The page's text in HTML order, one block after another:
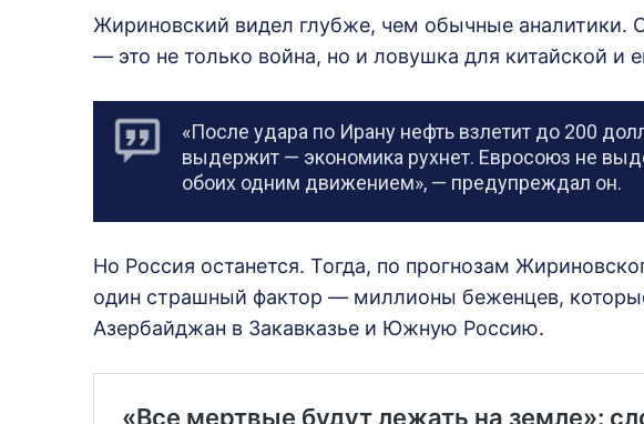
Жириновский видел глубже, чем обычные аналитики.
— это не только война, но и ловушка для китайской и
«После удара по Ирану нефть взлетит до 200
выдержит — экономика рухнет. Евросоюз не
обоих одним движением», — предупреждал он.
Но Россия останется. Тогда, по прогнозам
один страшный фактор — миллионы беженцев,
Азербайджан в Закавказье и Южную Россию.